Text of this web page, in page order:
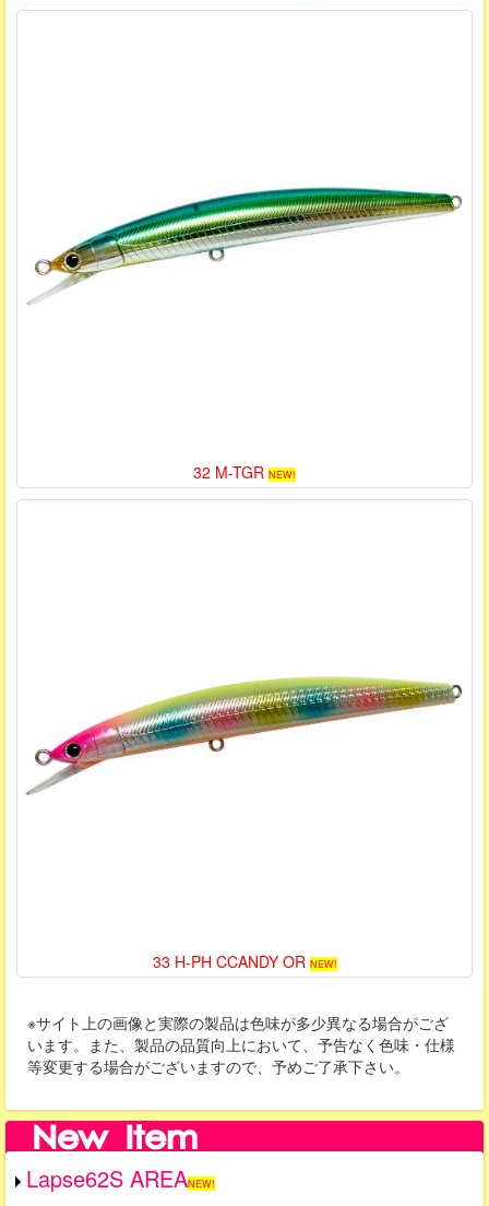
32 M-TGR NEW!
33 H-PH CCANDY OR NEW!
※サイト上の画像と実際の製品は色味が多少異なる場合がござ
います。また、製品の品質向上において、予告なく色味・仕様
等変更する場合がございますので、予めご了承下さい。
Lapse62S AREANEW!